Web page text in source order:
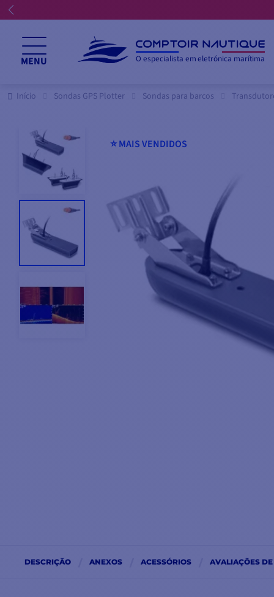
MENU O especialista em eletrónica marítima
Início Sondas GPS Plotter Sondas para barcos
⭐️ MAIS VENDIDOS
DESCRIÇÃO ANEXOS ACESSÓRIOS AVALIAÇÕES